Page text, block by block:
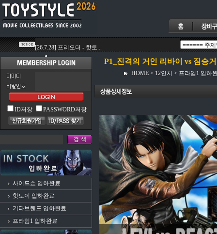
ID저장 PASSWORD저장
사이드쇼 입하완료
핫토이 입하완료
기타브랜드 입하완료
프라임1 입하완료
P1_진격의 거인 리바이 vs 짐승
HOME > 12인치 > 프라임1 입하